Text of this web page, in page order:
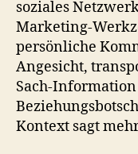
soziales
Marketing-
persönliche
Angesicht,
Sach-
Kontext sagt